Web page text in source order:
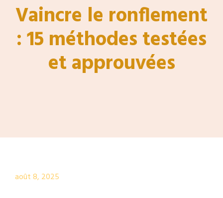
Vaincre le ronflement
: 15 méthodes testées
et approuvées
août 8, 2025